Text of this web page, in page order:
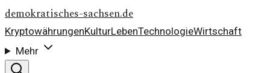
demokratisches-sachsen.de
KryptowährungenKulturLebenTechnologieWirtschaft
Mehr